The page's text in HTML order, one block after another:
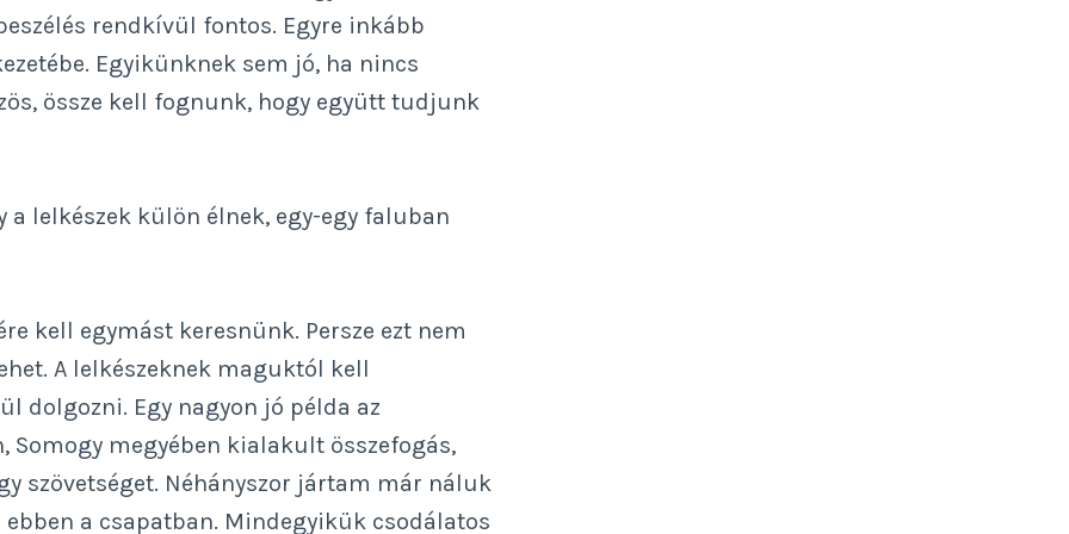
rendkívül fontos. Egyre inkább
Egyikünknek sem jó, ha nincs
össze kell fognunk, hogy együtt tudjunk
lelkészek külön élnek, egy-egy faluban
kell egymást keresnünk. Persze ezt nem
A lelkészeknek maguktól kell
dolgozni. Egy nagyon jó példa az
megyében kialakult összefogás,
szövetséget. Néhányszor jártam már náluk
a csapatban. Mindegyikük csodálatos